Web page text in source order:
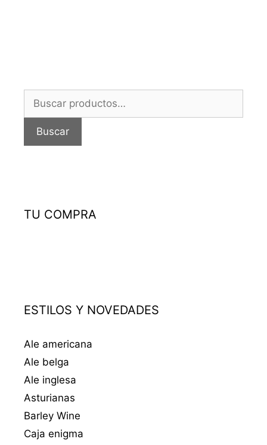
Buscar
Buscar
TU COMPRA
ESTILOS Y NOVEDADES
Ale americana
Ale belga
Ale inglesa
Asturianas
Barley Wine
Caja enigma